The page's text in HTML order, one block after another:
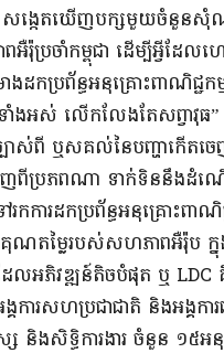
ះ សង្កេត​ឃើញ​បក្ស​មួយចំនួន​
រ៉ុប្រ​ចាំកម្ពុជា ដើម្បី​អ្វី​ដែល​ហ
ក​ប្រព័ន្ធ​អនុគ្រោះ​ពាណិជ្ជក
ាំងអស់​ ​លើកលែង​តែ​សព្វាវុធ​
ាស់​ពី ឬ​សគល់​នៃ​បញ្ហា​កើត
ប្រភព​ណា ទាក់ទិន​នឹង​ដំណើរ
ក​ការដក​ប្រព័ន្ធ​អនុគ្រោះ​ពាណិ
តម្លៃ​របស់​សហភាព​អឺរ៉ុប ក្នុ
ល​អភិវឌ្ឍន៍​តិច​បំផុត ឬ LDC
ការសហប្រជាជាតិ និង​អង្គការ​
និង​សិទ្ធិ​ការងារ ចំនួន ១៥​